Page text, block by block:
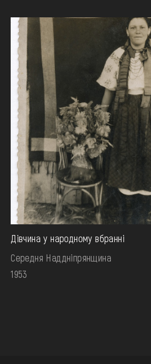
Дівчина у народному вбранні
Середня Наддніпрянщина
1953